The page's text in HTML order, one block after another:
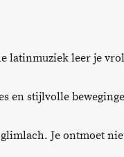
latinmuziek leer je
en stijlvolle
Je ontmoet